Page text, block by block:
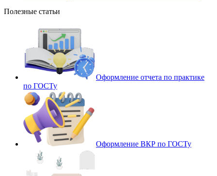
Полезные статьи
Оформление отчета по практике
по ГОСТу
Оформление ВКР по ГОСТу